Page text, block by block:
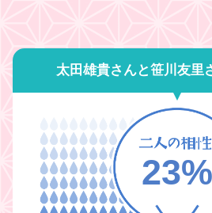
太田雄貴さんと笹川友里
23%